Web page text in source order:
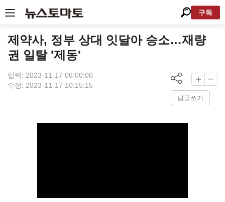
구독
제약사, 정부 상대 잇달아 승소…재량
권 일탈 '제동'
입력: 2023-11-17 06:00:00
수정: 2023-11-17 10:15:15
답글쓰기